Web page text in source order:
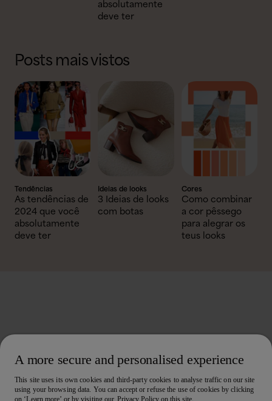
absolutamente
deve ter
Posts mais vistos
Tendências
As tendências de
2024 que você
absolutamente
deve ter
Ideias de looks
3 Ideias de looks
com botas
Cores
Como combinar
a cor pêssego
para alegrar os
teus looks
A more secure and personalised experience
This site uses its own cookies and third-party cookies to analyse traffic on our site
using your browsing data. You can accept or refuse the use of cookies by clicking
on ‘Learn more’ or by visiting our Privacy Policy on this site.